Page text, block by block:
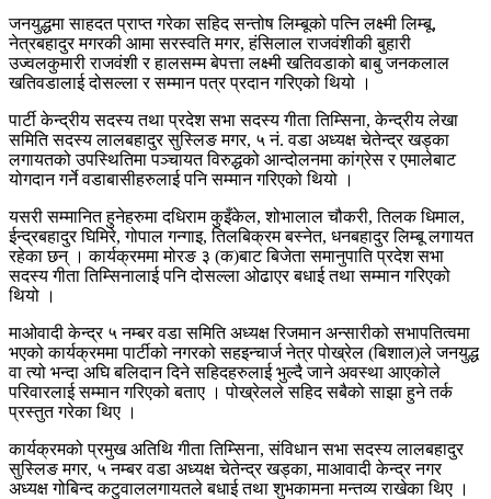
जनयुद्धमा साहदत प्राप्त गरेका सहिद सन्तोष लिम्बूको पत्नि लक्ष्मी लिम्बू,
नेत्रबहादुर मगरकी आमा सरस्वति मगर, हंसिलाल राजवंशीकी बुहारी
उज्वलकुमारी राजवंशी र हालसम्म बेपत्ता लक्ष्मी खतिवडाको बाबु जनकलाल
खतिवडालाई दोसल्ला र सम्मान पत्र प्रदान गरिएको थियो ।
पार्टी केन्द्रीय सदस्य तथा प्रदेश सभा सदस्य गीता तिम्सिना, केन्द्रीय लेखा
समिति सदस्य लालबहादुर सुस्लिङ मगर, ५ नं. वडा अध्यक्ष चेतेन्द्र खड्का
लगायतको उपस्थितिमा पञ्चायत विरुद्धको आन्दोलनमा कांग्रेस र एमालेबाट
योगदान गर्ने वडाबासीहरुलाई पनि सम्मान गरिएको थियो ।
यसरी सम्मानित हुनेहरुमा दधिराम कुइँकेल, शोभालाल चौकरी, तिलक धिमाल,
ईन्द्रबहादुर घिमिरे, गोपाल गन्गाइ, तिलबिक्रम बस्नेत, धनबहादुर लिम्बू लगायत
रहेका छन् । कार्यक्रममा मोरङ ३ (क)बाट बिजेता समानुपाति प्रदेश सभा
सदस्य गीता तिम्सिनालाई पनि दोसल्ला ओढाएर बधाई तथा सम्मान गरिएको
थियो ।
माओवादी केन्द्र ५ नम्बर वडा समिति अध्यक्ष रिजमान अन्सारीको सभापतित्वमा
भएको कार्यक्रममा पार्टीको नगरको सहइन्चार्ज नेत्र पोख्रेल (बिशाल)ले जनयुद्ध
वा त्यो भन्दा अघि बलिदान दिने सहिदहरुलाई भुल्दै जाने अवस्था आएकोले
परिवारलाई सम्मान गरिएको बताए । पोख्रेलले सहिद सबैको साझा हुने तर्क
प्रस्तुत गरेका थिए ।
कार्यक्रमको प्रमुख अतिथि गीता तिम्सिना, संविधान सभा सदस्य लालबहादुर
सुस्लिङ मगर, ५ नम्बर वडा अध्यक्ष चेतेन्द्र खड्का, माआवादी केन्द्र नगर
अध्यक्ष गोबिन्द कटुवाललगायतले बधाई तथा शुभकामना मन्तव्य राखेका थिए ।